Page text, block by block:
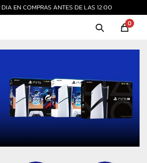
EN COMPRAS ANTES DE LAS 12:00
0
MI CUENTA